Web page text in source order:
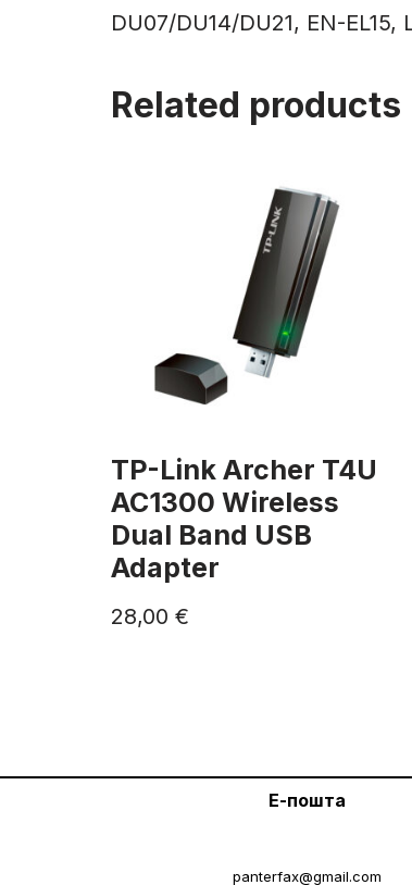
DU07/DU14/DU21, EN-EL15,
Related products
TP-Link Archer T4U
AC1300 Wireless
Dual Band USB
Adapter
28,00 €
Е-пошта
panterfax@gmail.com